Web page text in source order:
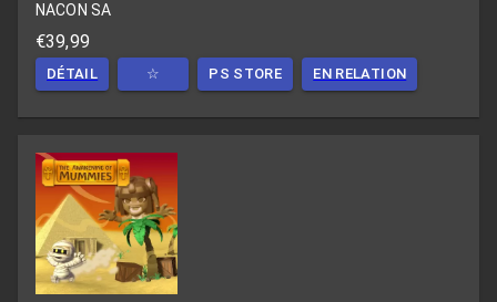
NACON SA
€39,99
DÉTAIL ☆ PS STORE EN RELATION